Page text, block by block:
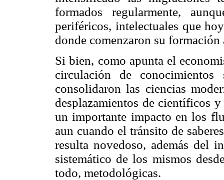
formados regularmente,
periféricos, intelectuales que
donde comenzaron su formación
Si bien, como apunta el
circulación de
consolidaron las ciencias
desplazamientos de científicos
un importante impacto en los
aun cuando el tránsito de
resulta novedoso, además del
sistemático de los mismos
todo, metodológicas.